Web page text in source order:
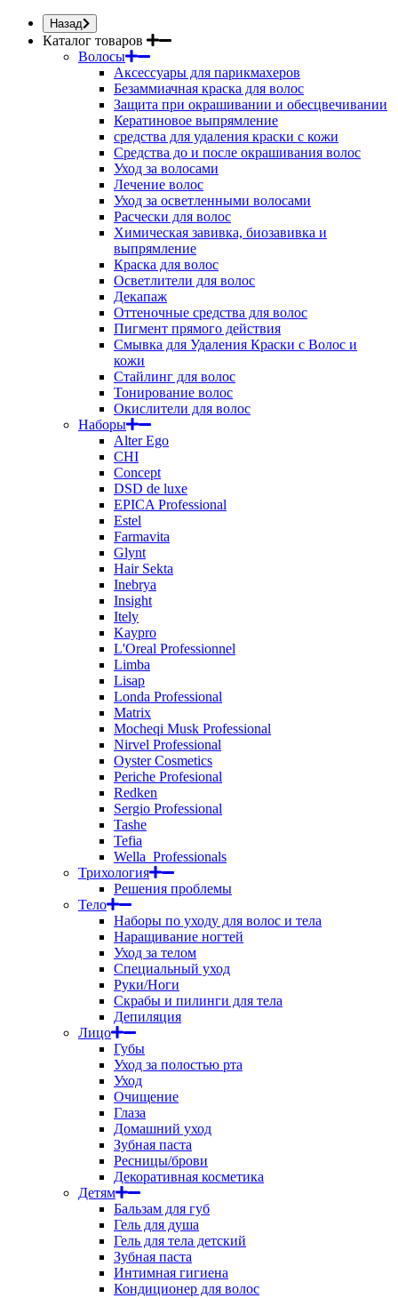
Назад
Каталог товаров
Волосы
Аксессуары для парикмахеров
Безаммиачная краска для волос
Защита при окрашивании и обесцвечивании
Кератиновое выпрямление
средства для удаления краски с кожи
Средства до и после окрашивания волос
Уход за волосами
Лечение волос
Уход за осветленными волосами
Расчески для волос
Химическая завивка, биозавивка и
выпрямление
Краска для волос
Осветлители для волос
Декапаж
Оттеночные средства для волос
Пигмент прямого действия
Смывка для Удаления Краски с Волос и
кожи
Стайлинг для волос
Тонирование волос
Окислители для волос
Наборы
Alter Ego
CHI
Concept
DSD de luxe
EPICA Professional
Estel
Farmavita
Glynt
Hair Sekta
Inebrya
Insight
Itely
Kaypro
L'Oreal Professionnel
Limba
Lisap
Londa Professional
Matrix
Mocheqi Musk Professional
Nirvel Professional
Oyster Cosmetics
Periche Profesional
Redken
Sergio Professional
Tashe
Tefia
Wella_Professionals
Трихология
Решения проблемы
Тело
Наборы по уходу для волос и тела
Наращивание ногтей
Уход за телом
Специальный уход
Руки/Ноги
Скрабы и пилинги для тела
Депиляция
Лицо
Губы
Уход за полостью рта
Уход
Очищение
Глаза
Домашний уход
Зубная паста
Ресницы/брови
Декоративная косметика
Детям
Бальзам для губ
Гель для душа
Гель для тела детский
Зубная паста
Интимная гигиена
Кондиционер для волос